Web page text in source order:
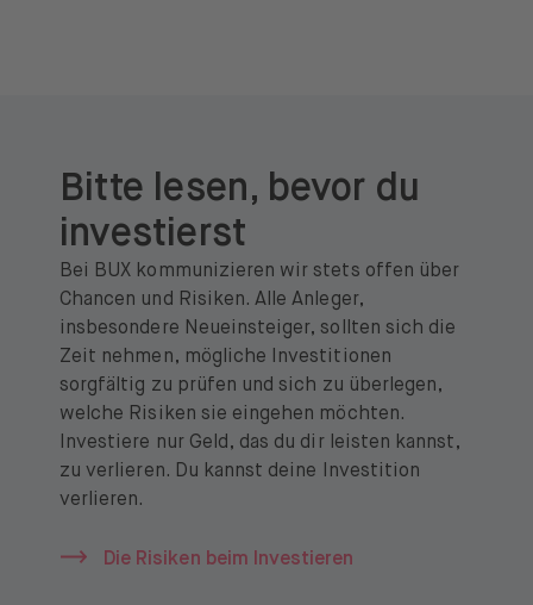
Bitte lesen, bevor du
investierst
Bei BUX kommunizieren wir stets offen über
Chancen und Risiken. Alle Anleger,
insbesondere Neueinsteiger, sollten sich die
Zeit nehmen, mögliche Investitionen
sorgfältig zu prüfen und sich zu überlegen,
welche Risiken sie eingehen möchten.
Investiere nur Geld, das du dir leisten kannst,
zu verlieren. Du kannst deine Investition
verlieren.
Die Risiken beim Investieren